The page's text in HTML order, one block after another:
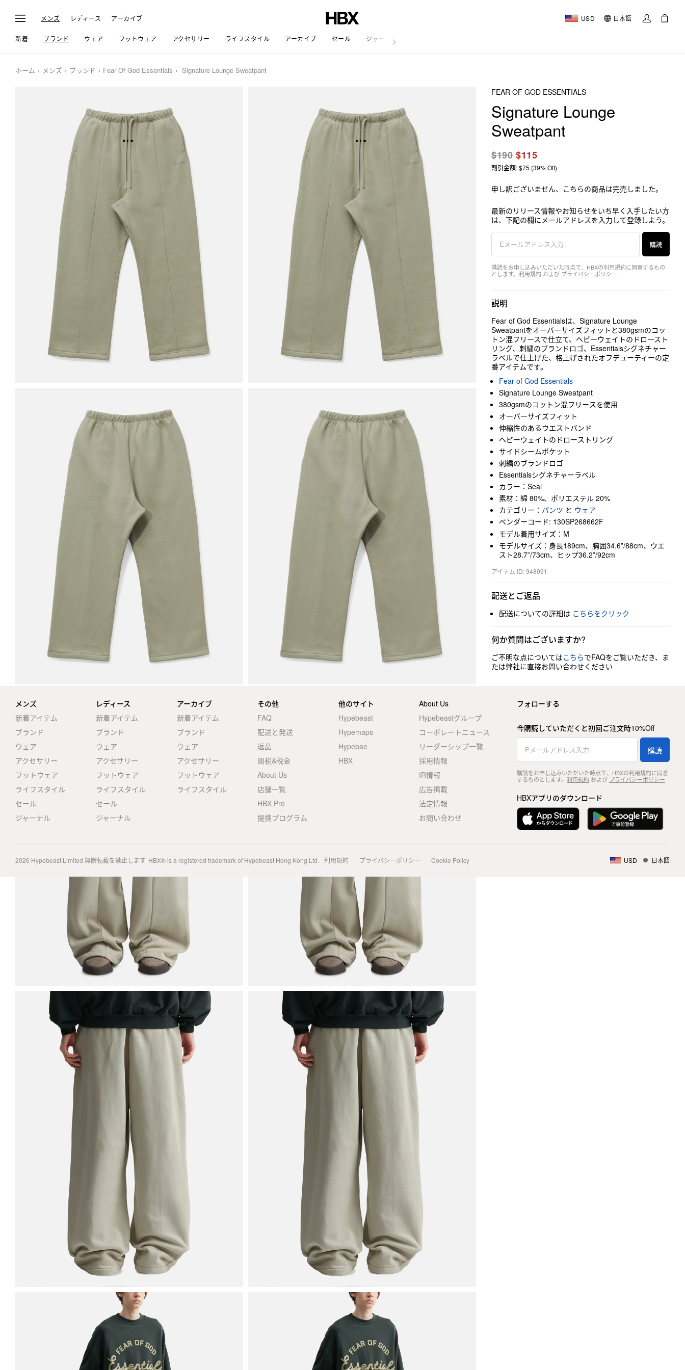
メンズ レディース アーカイブ USD 日本語
新着 ブランド ウェア フットウェア アクセサリー ライフスタイル アーカイブ セール ジャーナル
ホーム メンズ ブランド Fear Of God Essentials Signature Lounge Sweatpant
FEAR OF GOD ESSENTIALS
Signature Lounge
Sweatpant
$190$115
割引金額: $75 (39% Off)
申し訳ございません、こちらの商品は完売しました。
最新のリリース情報やお知らせをいち早く入手したい方
は、下記の欄にメールアドレスを入力して登録しよう。
購読
購読をお申し込みいただいた時点で、HBXの利用規約に同意するもの
とします。 利用規約 および プライバシーポリシー
説明
Fear of God Essentialsは、Signature Lounge
Sweatpantをオーバーサイズフィットと380gsmのコッ
トン混フリースで仕立て、ヘビーウェイトのドロースト
リング、刺繍のブランドロゴ、Essentialsシグネチャー
ラベルで仕上げた、格上げされたオフデューティーの定
番アイテムです。
Fear of God Essentials
Signature Lounge Sweatpant
380gsmのコットン混フリースを使用
オーバーサイズフィット
伸縮性のあるウエストバンド
ヘビーウェイトのドローストリング
サイドシームポケット
刺繍のブランドロゴ
Essentialsシグネチャーラベル
カラー：Seal
素材：綿 80%、ポリエステル 20%
カテゴリー： パンツ と ウェア
ベンダーコード: 130SP268662F
モデル着用サイズ：M
モデルサイズ：身長189cm、胸囲34.6”/88cm、ウエ
スト28.7”/73cm、ヒップ36.2”/92cm
アイテム ID: 948091
配送とご返品
配送についての詳細は こちらをクリック
何か質問はございますか?
ご不明な点についてはこちらでFAQをご覧いただき、ま
たは弊社に直接お問い合わせください
メンズ
新着アイテム
ブランド
ウェア
アクセサリー
フットウェア
ライフスタイル
セール
ジャーナル
レディース
新着アイテム
ブランド
ウェア
アクセサリー
フットウェア
ライフスタイル
セール
ジャーナル
アーカイブ
新着アイテム
ブランド
ウェア
アクセサリー
フットウェア
ライフスタイル
その他
FAQ
配送と発送
返品
関税&税金
About Us
店舗一覧
HBX Pro
提携プログラム
他のサイト
Hypebeast
Hypemaps
Hypebae
HBX
About Us
Hypebeastグループ
コーポレートニュース
リーダーシップ一覧
採用情報
IR情報
広告掲載
法定情報
お問い合わせ
フォローする
今購読していただくと初回ご注文時10%Off
購読
購読をお申し込みいただいた時点で、HBXの利用規約に同意
するものとします。 利用規約および プライバシーポリシー
HBXアプリのダウンロード
2026 Hypebeast Limited 無断転載を禁止します HBX® is a registered trademark of Hypebeast Hong Kong Ltd. 利用規約 プライバシーポリシー Cookie Policy USD 日本語